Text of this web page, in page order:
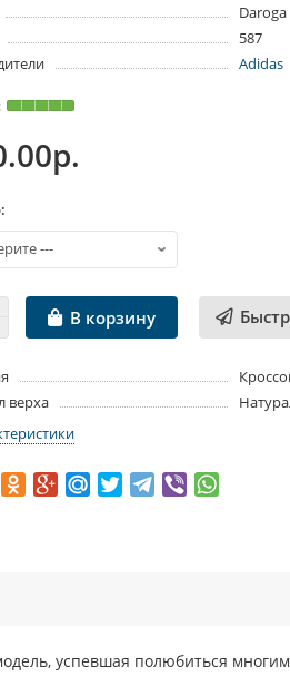
Daroga
587
Adidas
В корзину
верха
успевшая полюбиться